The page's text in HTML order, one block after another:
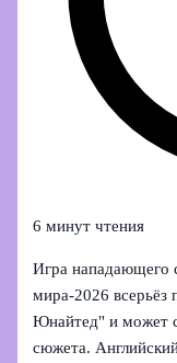
6 минут чтения
Игра нападающего
мира‑2026 всерьёз
Юнайтед" и может
сюжета.